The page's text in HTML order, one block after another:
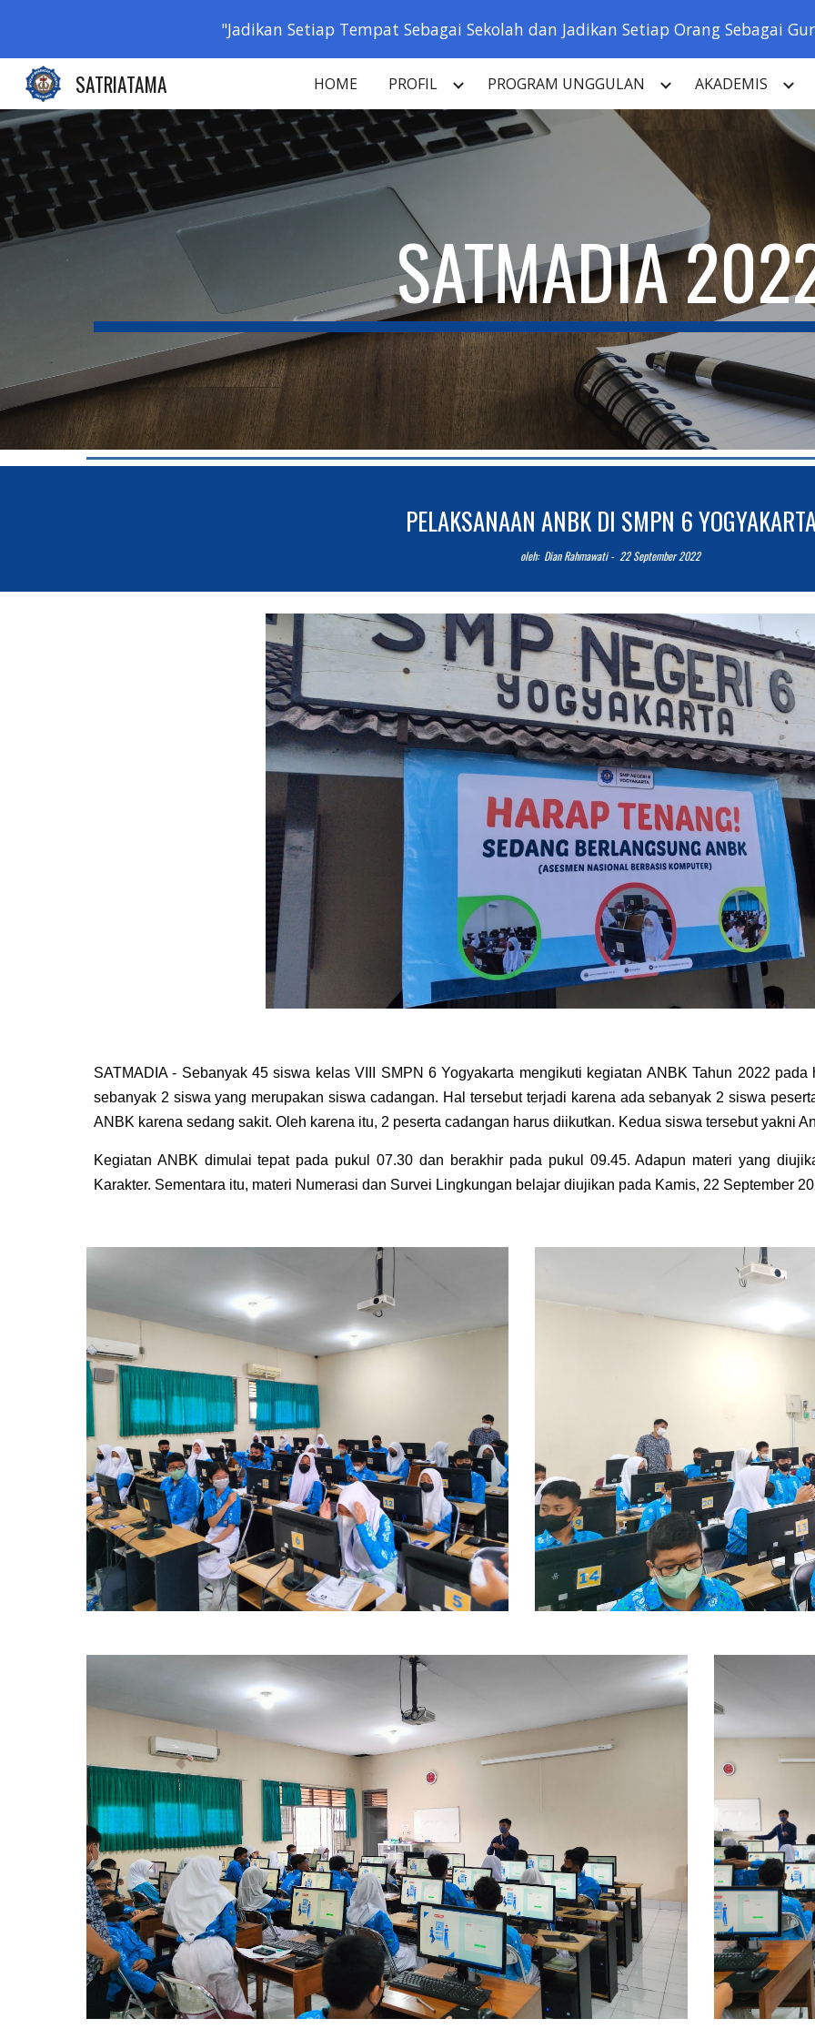
Skip to main content Skip to
"Jadikan Setiap Tempat Sebagai Sekolah dan Jadikan Setiap Orang Sebagai
SATRIATAMA HOME PROFIL PROGRAM UNGGULAN AKADEMIS
SATMADIA
PELAKSANAAN ANBK DI SMPN 6
oleh: Dian Rahmawati -  22 September 2022
SATMADIA - Sebanyak 45 siswa kelas VIII SMPN 6 Yogyakarta mengikuti kegiatan ANBK Tahun 2022
sebanyak 2 siswa yang merupakan siswa cadangan. Hal tersebut terjadi karena ada sebanyak 2 siswa
ANBK karena sedang sakit. Oleh karena itu, 2 peserta cadangan harus diikutkan. Kedua siswa tersebut yakni
Kegiatan ANBK dimulai tepat pada pukul 07.30 dan berakhir pada pukul 09.45. Adapun materi yang
Karakter. Sementara itu, materi Numerasi dan Survei Lingkungan belajar diujikan pada Kamis, 22 September